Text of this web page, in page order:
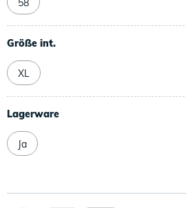
58
Größe int.
XL
Lagerware
Ja